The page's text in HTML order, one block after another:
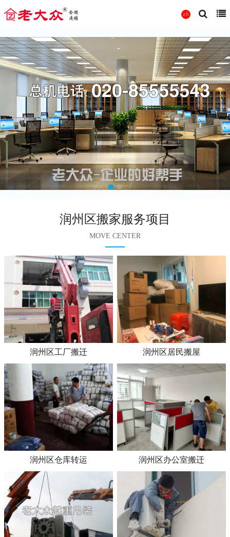
润州区搬家服务项目
MOVE CENTER
润州区工厂搬迁 润州区居民搬屋
润州区仓库转运 润州区办公室搬迁